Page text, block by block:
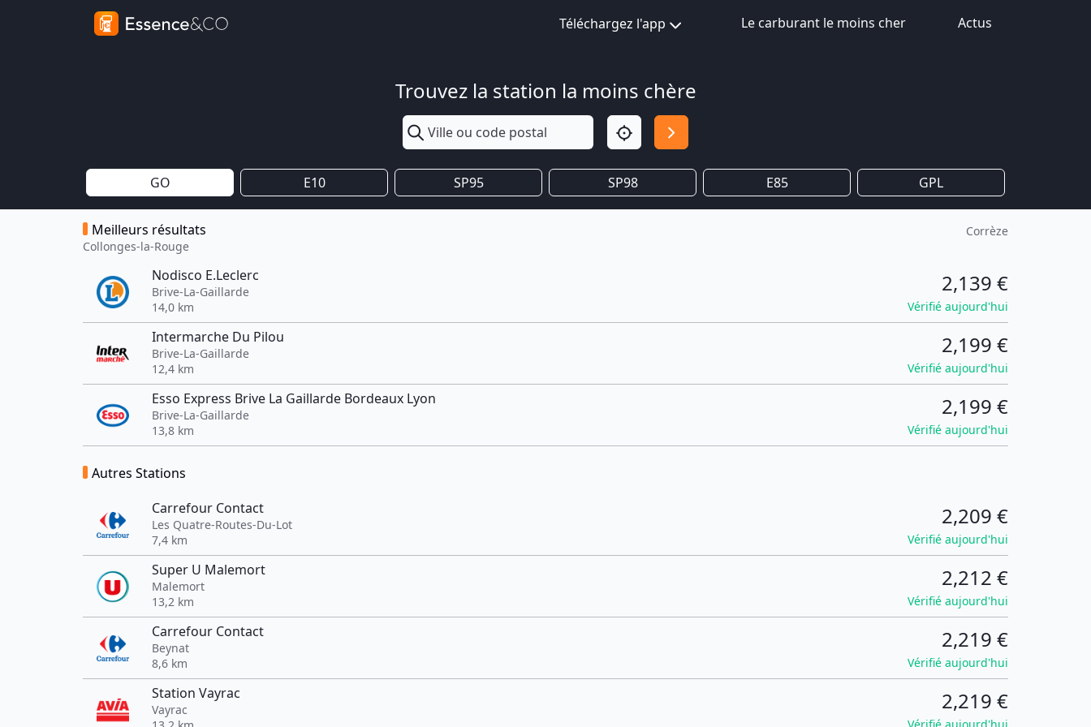
Téléchargez l'app Le carburant le moins cher Actus
Trouvez la station la moins chère
GO E10 SP95 SP98 E85 GPL
Meilleurs résultats
Collonges-la-Rouge
Corrèze
Nodisco E.Leclerc
Brive-La-Gaillarde
14,0 km
2,139 €
Vérifié aujourd'hui
Intermarche Du Pilou
Brive-La-Gaillarde
12,4 km
2,199 €
Vérifié aujourd'hui
Esso Express Brive La Gaillarde Bordeaux Lyon
Brive-La-Gaillarde
13,8 km
2,199 €
Vérifié aujourd'hui
Autres Stations
Carrefour Contact
Les Quatre-Routes-Du-Lot
7,4 km
2,209 €
Vérifié aujourd'hui
Super U Malemort
Malemort
13,2 km
2,212 €
Vérifié aujourd'hui
Carrefour Contact
Beynat
8,6 km
2,219 €
Vérifié aujourd'hui
Station Vayrac
Vayrac
2,219 €